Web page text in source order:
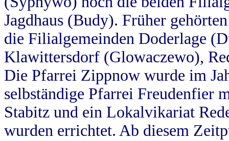
Jagdhaus (Budy). Früher
die Filialgemeinden Doderlage
Klawittersdorf (Glowaczewo),
Die Pfarrei Zippnow wurde im
selbständige Pfarrei Freudenfier
Stabitz und ein Lokalvikariat
wurden errichtet. Ab diesem